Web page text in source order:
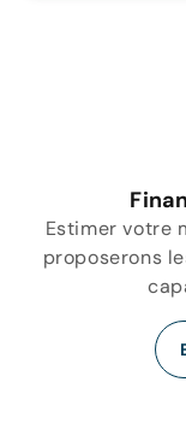
Estimer votre
proposerons